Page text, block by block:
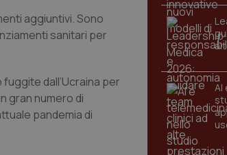
aggiuntivi. Sono
sanitari per
dall’Ucraina per
gran numero di
pandemia di
AI